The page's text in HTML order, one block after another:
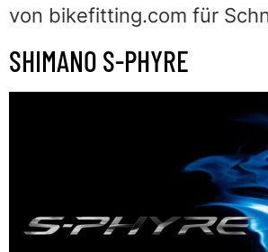
von bikefitting.com für
SHIMANO S-PHYRE